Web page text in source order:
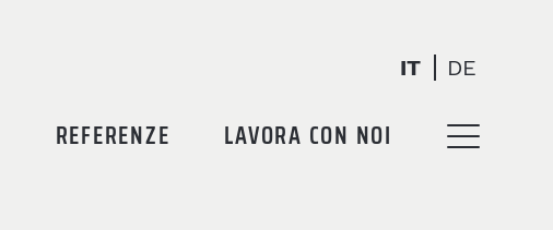
REFERENZE LAVORA CON NOI
IT DE